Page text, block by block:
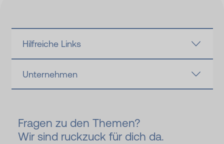
Hilfreiche Links
Unternehmen
Fragen zu den Themen?
Wir sind ruckzuck für dich da.